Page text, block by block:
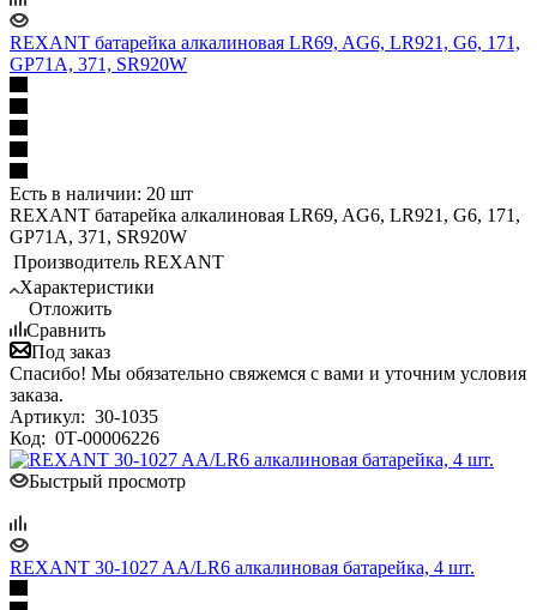
REXANT батарейка алкалиновая LR69, AG6, LR921, G6, 171,
GP71A, 371, SR920W
Есть в наличии: 20 шт
REXANT батарейка алкалиновая LR69, AG6, LR921, G6, 171,
GP71A, 371, SR920W
Производитель REXANT
Характеристики
Отложить
Сравнить
Под заказ
Спасибо! Мы обязательно свяжемся с вами и уточним условия
заказа.
Артикул: 30-1035
Код: 0Т-00006226
Быстрый просмотр
REXANT 30-1027 AA/LR6 алкалиновая батарейка, 4 шт.